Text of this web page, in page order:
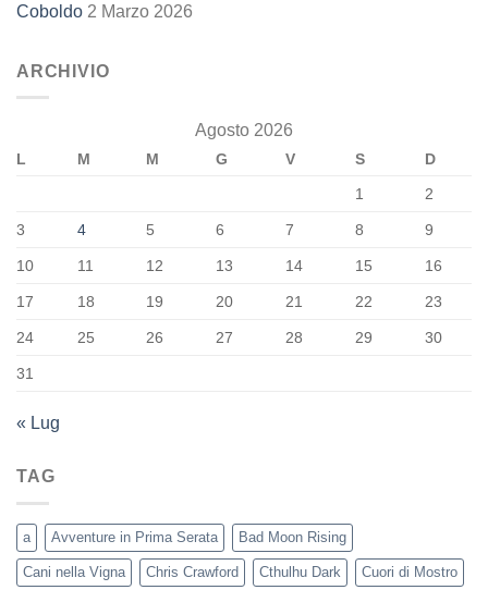
Coboldo 2 Marzo 2026
ARCHIVIO
Agosto 2026
L M M G V S
D
1
2
3 4 5 6 7 8 9
10 11 12 13 14 15 16
17 18 19 20 21 22 23
24 25 26 27 28 29 30
31
« Lug
TAG
a Avventure in Prima Serata Bad Moon Rising
Cani nella Vigna Chris Crawford Cthulhu Dark Cuori di Mostro